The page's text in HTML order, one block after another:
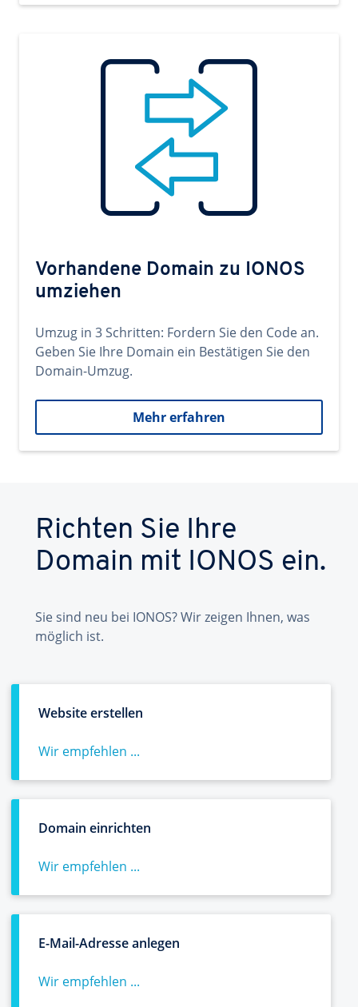
Vorhandene Domain zu IONOS
umziehen
Umzug in 3 Schritten: Fordern Sie den Code an.
Geben Sie Ihre Domain ein Bestätigen Sie den
Domain-Umzug.
Mehr erfahren
Richten Sie Ihre
Domain mit IONOS ein.
Sie sind neu bei IONOS? Wir zeigen Ihnen, was
möglich ist.
Website erstellen
Wir empfehlen ...
Domain einrichten
Wir empfehlen ...
E-Mail-Adresse anlegen
Wir empfehlen ...